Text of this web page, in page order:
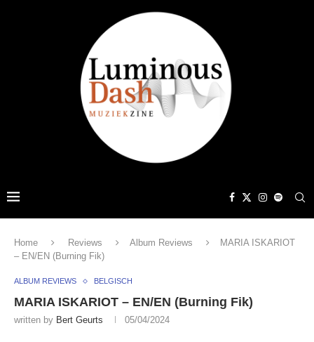
Home Reviews Album Reviews
MARIA ISKARIOT
– EN/EN (Burning Fik)
ALBUM REVIEWS BELGISCH
MARIA ISKARIOT – EN/EN (Burning Fik)
written by Bert Geurts 05/04/2024